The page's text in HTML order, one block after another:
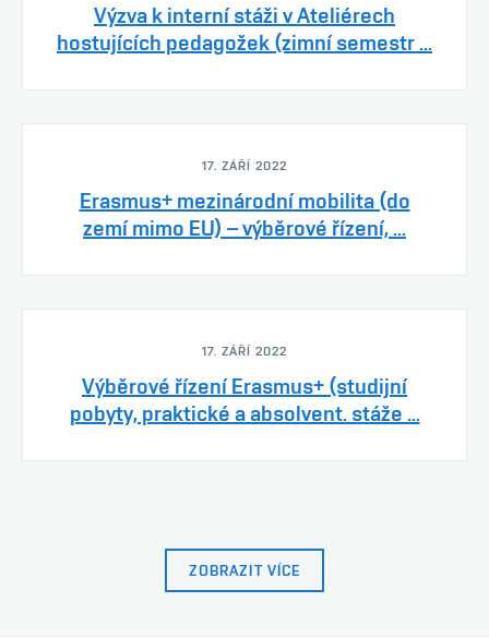
Výzva k interní stáži v Ateliérech
hostujících pedagožek (zimní semestr ...
17. ZÁŘÍ 2022
Erasmus+ mezinárodní mobilita (do
zemí mimo EU) – výběrové řízení, ...
17. ZÁŘÍ 2022
Výběrové řízení Erasmus+ (studijní
pobyty, praktické a absolvent. stáže ...
ZOBRAZIT VÍCE